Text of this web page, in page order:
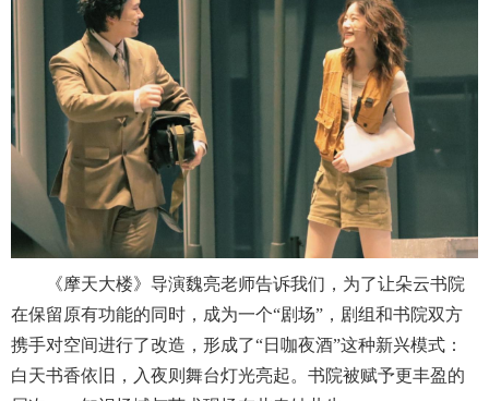
《摩天大楼》导演魏亮老师告诉我们，为了让朵云书院
在保留原有功能的同时，成为一个“剧场”，剧组和书院双方
携手对空间进行了改造，形成了“日咖夜酒”这种新兴模式：
白天书香依旧，入夜则舞台灯光亮起。书院被赋予更丰盈的